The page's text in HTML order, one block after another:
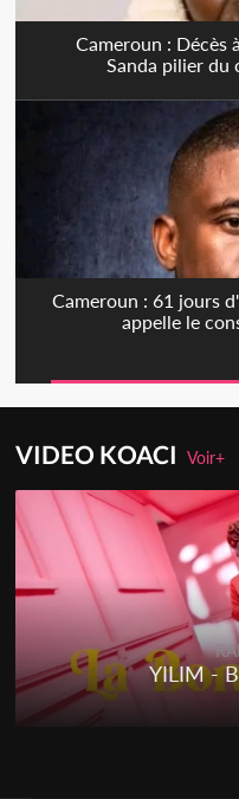
Cameroun : Décès
Sanda pilier du
Cameroun : 61 jours
appelle le
VIDEO KOACIVoir+
YILIM -